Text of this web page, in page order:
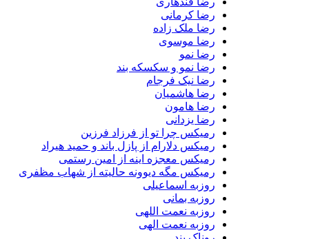
رضا کرمانی
رضا ملک زاده
رضا موسوی
رضا نمو
رضا نمو و سکسکه بند
رضا نیک فرجام
رضا هاشمیان
رضا هامون
رضا یزدانی
رمیکس چرا تو از فرزاد فرزین
رمیکس دلارام از پازل باند و حمید هیراد
رمیکس معجزه اینه از امین رستمی
رمیکس مگه دیوونه حالیته از شهاب مظفری
روزبه اسماعیلی
روزبه بمانی
روزبه نعمت اللهی
روزبه نعمت الهی